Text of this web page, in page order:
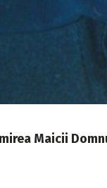
Maicii